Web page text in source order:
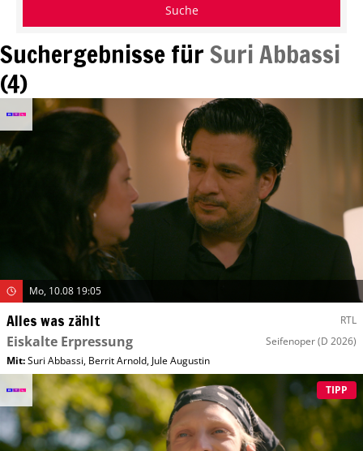
Suchergebnisse fürSuri Abbassi
(4)
Mo, 10.08 19:05
Alles was zählt RTL
Eiskalte Erpressung Seifenoper(D 2026)
Mit:Suri Abbassi, Berrit Arnold, Jule Augustin
TIPP
Suche